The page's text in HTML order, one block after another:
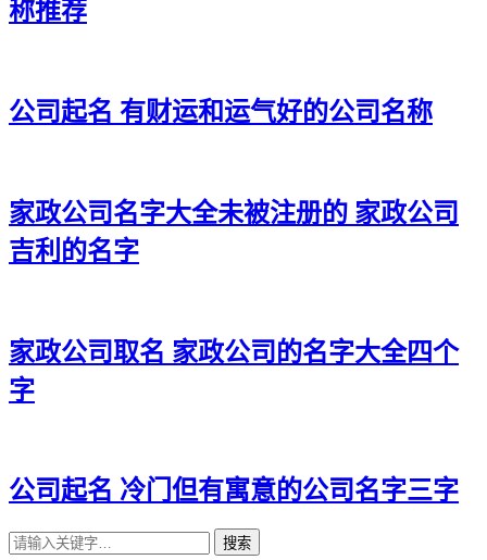
34、鹏恺、奥梦、羽滕、弘辉
36、众才、千定、鹏顺、元兆
37、烨豪、茶海、成畅、言希
39、松吉、柳贯、菲勋、岩学
40、硕威、达骞、侠灏、弢恩
42、源荣、泳墨、生永、智炫
称推荐
公司起名 有财运和运气好的公司名称
家政公司名字大全未被注册的 家政公司
吉利的名字
家政公司取名 家政公司的名字大全四个
字
公司起名 冷门但有寓意的公司名字三字
搜索